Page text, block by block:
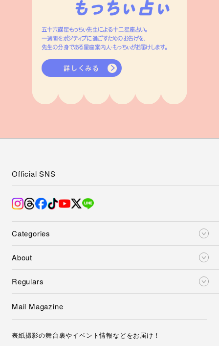
五十六謀星もっちぃ先生による十二星座占い。
一週間をポジティブに過ごすためのお告げを、
先生の分身である星座案内人・もっちぃがお届けします。
詳しくみる
Categories
About
Regulars
Official SNS
Mail Magazine
表紙撮影の舞台裏やイベント情報などをお届け！